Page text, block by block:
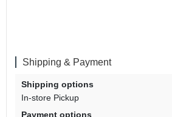
Shipping & Payment
Shipping options
In-store Pickup
Payment options